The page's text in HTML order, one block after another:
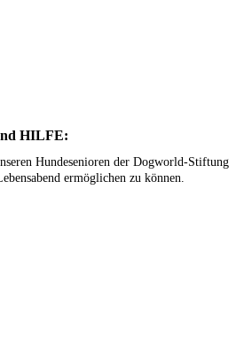
HILFE:
Hundesenioren der Dogworld-Stiftung
ermöglichen zu können.